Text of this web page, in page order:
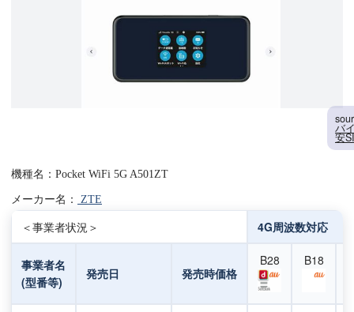
バ
安
機種名：Pocket WiFi 5G A501ZT
メーカー名： ZTE
＜事業者状況＞ 4G周波数対応
事業者名
(型番等)
発売日 発売時価格
B28 B18